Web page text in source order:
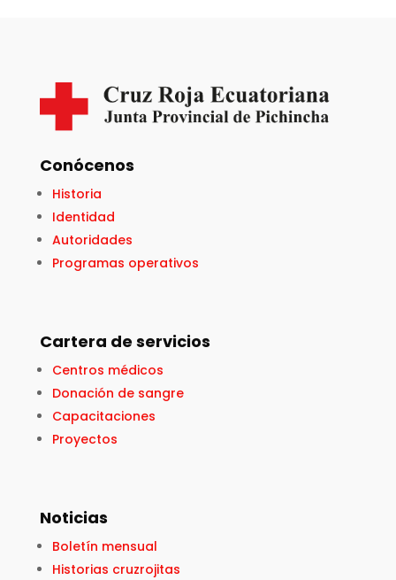
Conócenos
Historia
Identidad
Autoridades
Programas operativos
Cartera de servicios
Centros médicos
Donación de sangre
Capacitaciones
Proyectos
Noticias
Boletín mensual
Historias cruzrojitas